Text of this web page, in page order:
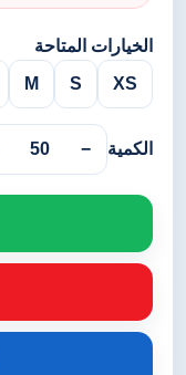
الخيارات المتاحة
XS
S
M
الكمية −
50